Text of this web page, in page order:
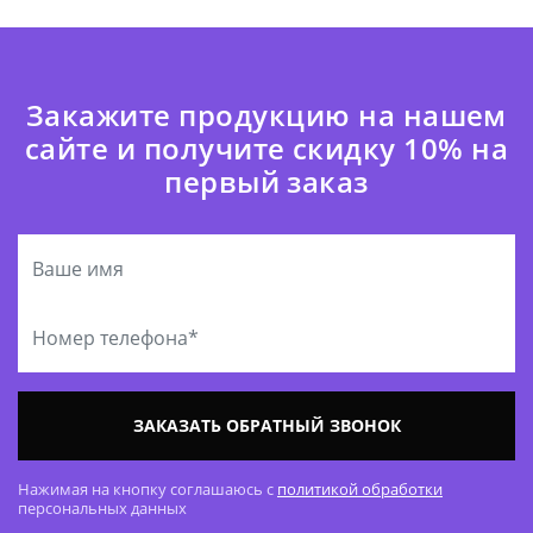
Закажите продукцию на нашем
сайте и получите скидку 10% на
первый заказ
ЗАКАЗАТЬ ОБРАТНЫЙ ЗВОНОК
Нажимая на кнопку соглашаюсь с политикой обработки
персональных данных